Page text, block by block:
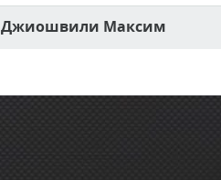
Джиошвили Максим